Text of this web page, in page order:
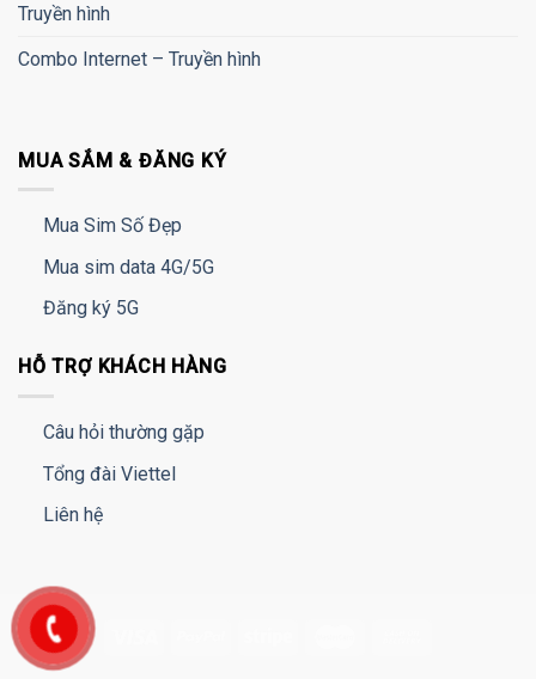
Truyền hình
Combo Internet – Truyền hình
MUA SẮM & ĐĂNG KÝ
Mua Sim Số Đẹp
Mua sim data 4G/5G
Đăng ký 5G
HỖ TRỢ KHÁCH HÀNG
Câu hỏi thường gặp
Tổng đài Viettel
Liên hệ